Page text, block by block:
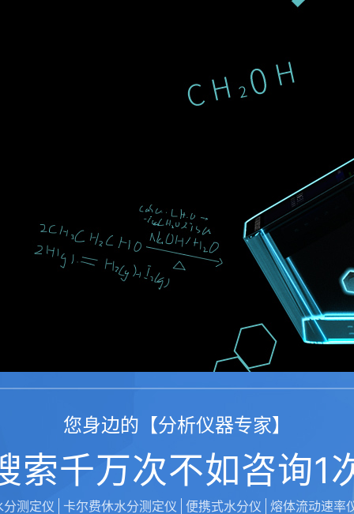
您身边的【分析仪器专家】
索千万次不如咨询1
分测定仪 卡尔费休水分测定仪 便携式水分仪 熔体流动速率